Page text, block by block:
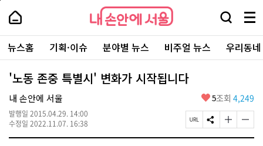
본
로
가
내
손
안
에
서
울
-
서
울
시
대
표
소
내
손
에
울
검
창
열
기
메
뉴
전
체
보
주
요
서
뉴스홈 기획·이슈 분야별 뉴스 비주얼 뉴스 우리동
'노동 존중 특별시' 변화가 시작됩니다
내 손안에 서울
발행일 2015.04.29. 14:00
수정일 2022.11.07. 16:38
좋
요
5조회 4,249
페
이
S
N
글
자
글
자
페
상
단
로